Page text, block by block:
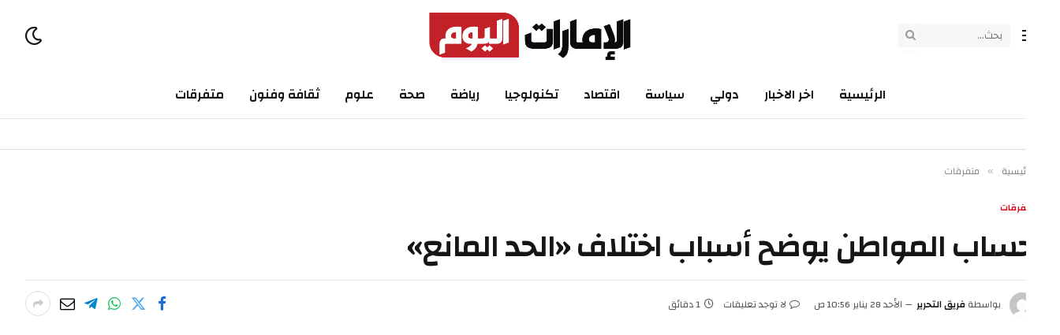
الرئيسية اخر الاخبار دولي سياسة اقتصاد تكنولوجيا رياضة صحة علوم ثقافة وفنون متفرقات
» متفرقات
المواطن يوضح أسباب اختلاف «الحد المانع»
بواسطة فريق التحرير الأحد 28 يناير 10:56 ص لا توجد تعليقات 1 دقائق